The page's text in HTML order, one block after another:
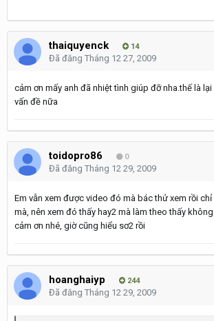
thaiquyenck 14
Đã đăng Tháng 12 27, 2009
cảm ơn mấy anh đã nhiệt tình giúp đỡ nha.thế là
vấn đề nữa
toidopro86 0
Đã đăng Tháng 12 29, 2009
Em vẫn xem được video đó mà bác thử xem rồi
mà, nên xem đó thấy hay2 mà làm theo thấy
cảm ơn nhé, giờ cũng hiểu sơ2 rồi
hoanghaiyp 244
Đã đăng Tháng 12 29, 2009